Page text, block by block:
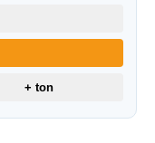
+ ton